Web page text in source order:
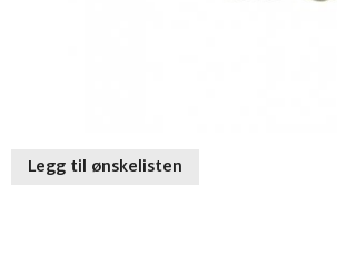
Legg til ønskelisten